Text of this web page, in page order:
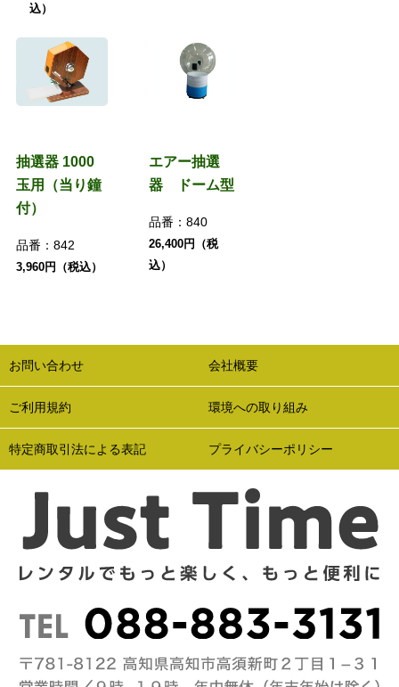
込）
抽選器 1000
玉用（当り鐘
付）
品番： 842
3,960円（税込）
エアー抽選
器 ドーム型
品番：840
26,400円（税
込）
お問い合わせ 会社概要
ご利用規約 環境への取り組み
特定商取引法による表記 プライバシーポリシー